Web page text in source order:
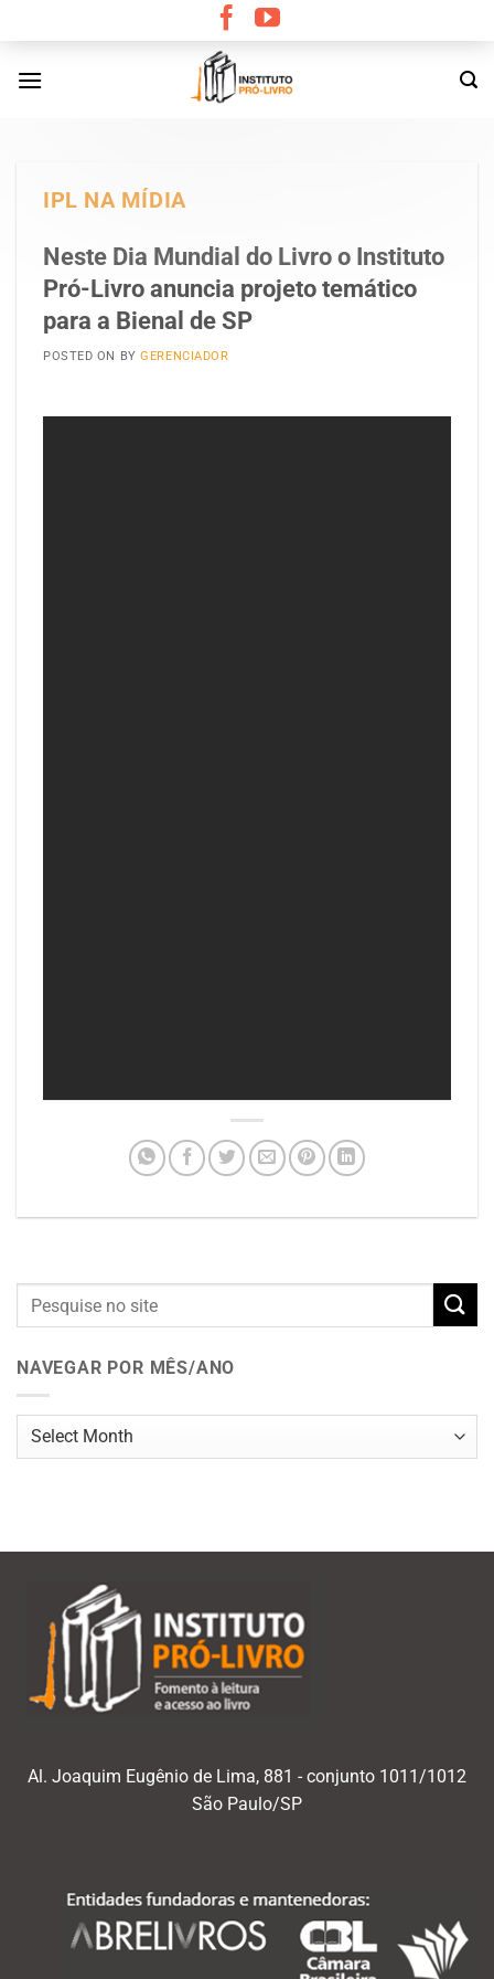
content
IPL NA MÍDIA
Neste Dia Mundial do Livro o Instituto
Pró-Livro anuncia projeto temático
para a Bienal de SP
POSTED ON BYGERENCIADOR
NAVEGAR POR MÊS/ANO
Navegar
Al. Joaquim Eugênio de Lima, 881 - conjunto 1011/1012
São Paulo/SP